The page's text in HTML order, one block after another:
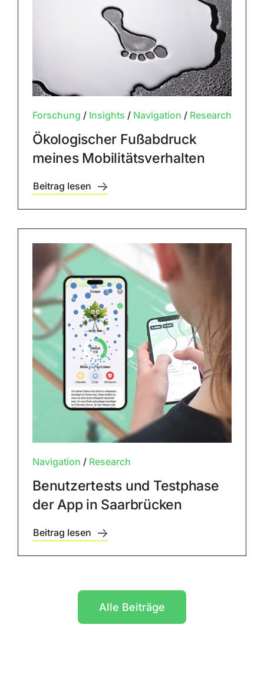
Forschung / Insights / Navigation / Research
Ökologischer Fußabdruck
meines Mobilitätsverhalten
Beitrag lesen
Navigation / Research
Benutzertests und Testphase
der App in Saarbrücken
Beitrag lesen
Alle Beiträge